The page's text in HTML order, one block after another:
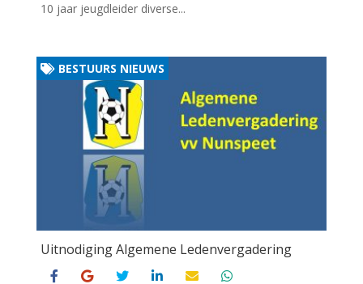
10 jaar jeugdleider diverse...
Uitnodiging Algemene Ledenvergadering
BESTUURS NIEUWS